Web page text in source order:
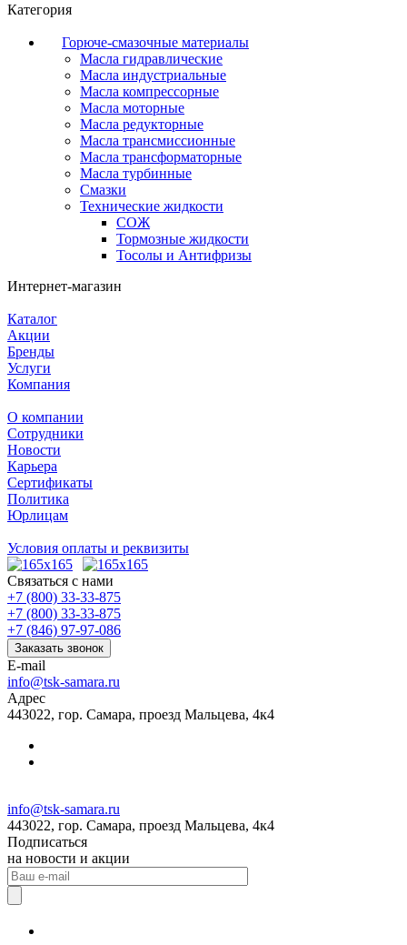
Категория
Горюче-смазочные материалы
Масла гидравлические
Масла индустриальные
Масла компрессорные
Масла моторные
Масла редукторные
Масла трансмиссионные
Масла трансформаторные
Масла турбинные
Смазки
Технические жидкости
СОЖ
Тормозные жидкости
Тосолы и Антифризы
Интернет-магазин
Каталог
Акции
Бренды
Услуги
Компания
О компании
Сотрудники
Новости
Карьера
Сертификаты
Политика
Юрлицам
Условия оплаты и реквизиты
Связаться с нами
+7 (800) 33-33-875
+7 (800) 33-33-875
+7 (846) 97-97-086
Заказать звонок
E-mail
info@tsk-samara.ru
Адрес
443022, гор. Самара, проезд Мальцева, 4к4
info@tsk-samara.ru
443022, гор. Самара, проезд Мальцева, 4к4
Подписаться
на новости и акции